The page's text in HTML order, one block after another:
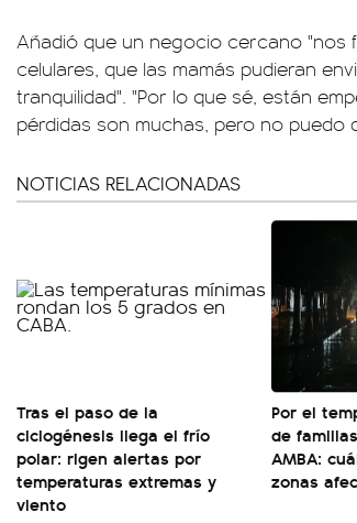
Añadió que un negocio cercano
celulares, que las mamás pudieran
tranquilidad". "Por lo que sé, están
pérdidas son muchas, pero no
NOTICIAS RELACIONADAS
Tras el paso de la
ciclogénesis llega el frío
polar: rigen alertas por
temperaturas extremas y
viento
Por el
de
AMBA:
zonas